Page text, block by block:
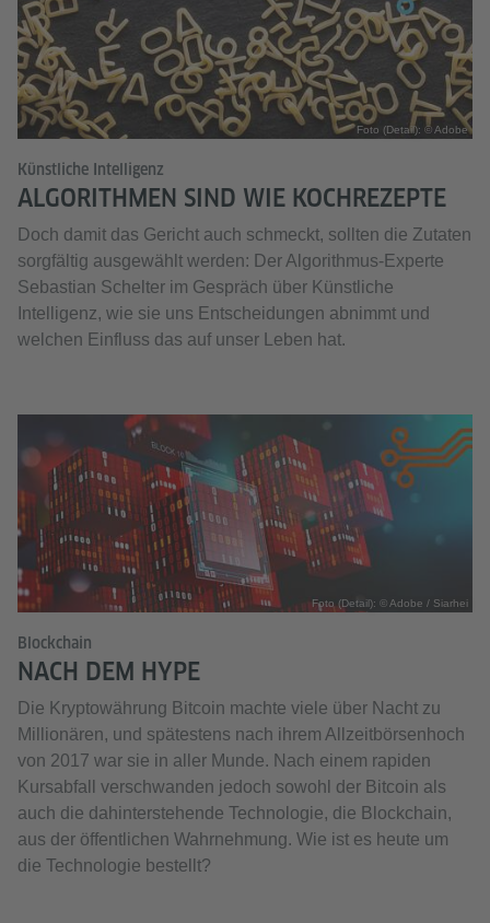
Foto (Detail): © Adobe
Künstliche Intelligenz
ALGORITHMEN SIND WIE KOCHREZEPTE
Doch damit das Gericht auch schmeckt, sollten die Zutaten
sorgfältig ausgewählt werden: Der Algorithmus-Experte
Sebastian Schelter im Gespräch über Künstliche
Intelligenz, wie sie uns Entscheidungen abnimmt und
welchen Einfluss das auf unser Leben hat.
Foto (Detail): © Adobe / Siarhei
Blockchain
NACH DEM HYPE
Die Kryptowährung Bitcoin machte viele über Nacht zu
Millionären, und spätestens nach ihrem Allzeitbörsenhoch
von 2017 war sie in aller Munde. Nach einem rapiden
Kursabfall verschwanden jedoch sowohl der Bitcoin als
auch die dahinterstehende Technologie, die Blockchain,
aus der öffentlichen Wahrnehmung. Wie ist es heute um
die Technologie bestellt?